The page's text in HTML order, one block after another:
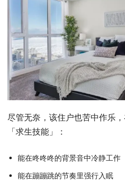
尽管无奈，该住户也苦中作乐
「求生技能」：
能在咚咚咚的背景音中冷静工作
能在蹦蹦跳的节奏里强行入眠